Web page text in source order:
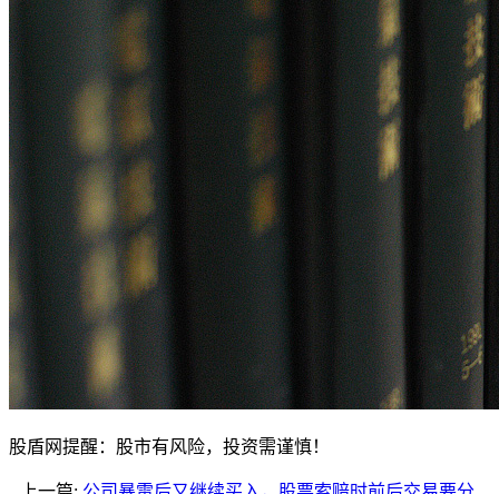
股盾网提醒：股市有风险，投资需谨慎！